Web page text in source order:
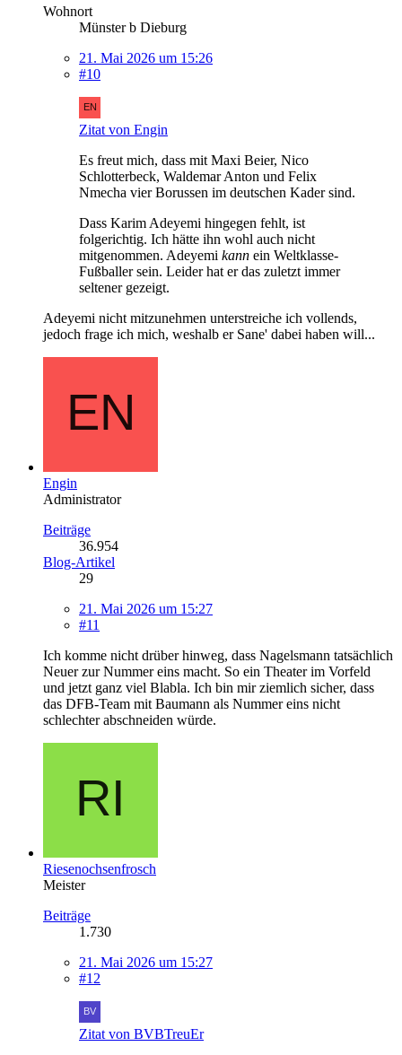
Wohnort
Münster b Dieburg
21. Mai 2026 um 15:26
#10
Zitat von Engin
Es freut mich, dass mit Maxi Beier, Nico
Schlotterbeck, Waldemar Anton und Felix
Nmecha vier Borussen im deutschen Kader sind.
Dass Karim Adeyemi hingegen fehlt, ist
folgerichtig. Ich hätte ihn wohl auch nicht
mitgenommen. Adeyemi kann ein Weltklasse-
Fußballer sein. Leider hat er das zuletzt immer
seltener gezeigt.
Adeyemi nicht mitzunehmen unterstreiche ich vollends,
jedoch frage ich mich, weshalb er Sane' dabei haben will...
Engin
Administrator
Beiträge
36.954
Blog-Artikel
29
21. Mai 2026 um 15:27
#11
Ich komme nicht drüber hinweg, dass Nagelsmann tatsächlich
Neuer zur Nummer eins macht. So ein Theater im Vorfeld
und jetzt ganz viel Blabla. Ich bin mir ziemlich sicher, dass
das DFB-Team mit Baumann als Nummer eins nicht
schlechter abschneiden würde.
Riesenochsenfrosch
Meister
Beiträge
1.730
21. Mai 2026 um 15:27
#12
Zitat von BVBTreuEr